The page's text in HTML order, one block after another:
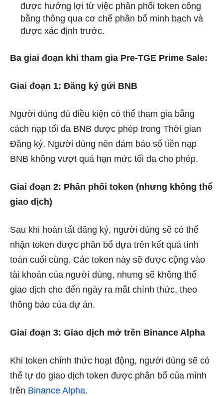
được hưởng lợi từ việc phân phối token công
bằng thông qua cơ chế phân bổ minh bạch và
được xác định trước.
Ba giai đoạn khi tham gia Pre-TGE Prime Sale:
Giai đoạn 1: Đăng ký gửi BNB
Người dùng đủ điều kiện có thể tham gia bằng
cách nạp tối đa BNB được phép trong Thời gian
Đăng ký. Người dùng nên đảm bảo số tiền nạp
BNB không vượt quá hạn mức tối đa cho phép.
Giai đoạn 2: Phân phối token (nhưng không thể
giao dịch)
Sau khi hoàn tất đăng ký, người dùng sẽ có thể
nhận token được phân bổ dựa trên kết quả tính
toán cuối cùng. Các token này sẽ được cộng vào
tài khoản của người dùng, nhưng sẽ không thể
giao dịch cho đến ngày ra mắt chính thức, theo
thông báo của dự án.
Giai đoạn 3: Giao dịch mở trên Binance Alpha
Khi token chính thức hoạt động, người dùng sẽ có
thể tự do giao dịch token được phân bổ của mình
trên Binance Alpha.